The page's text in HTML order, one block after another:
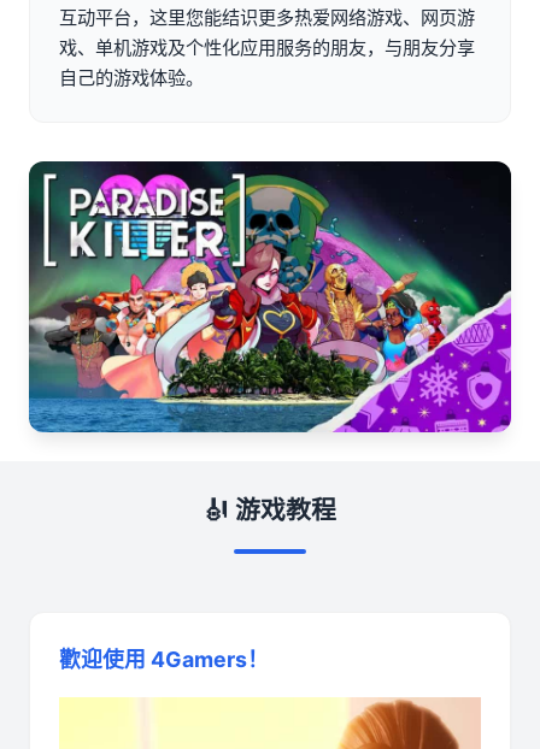
互动平台，这里您能结识更多热爱网络游戏、网页游
戏、单机游戏及个性化应用服务的朋友，与朋友分享
自己的游戏体验。
🎻 游戏教程
歡迎使用 4Gamers！